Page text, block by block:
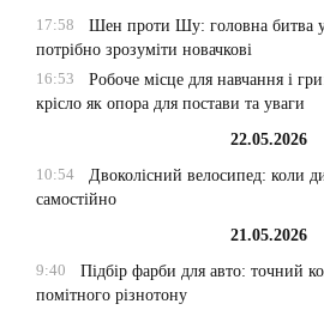
17:58
Шен проти Шу: головна битва у
потрібно зрозуміти новачкові
16:53
Робоче місце для навчання і
крісло як опора для постави та уваги
22.05.2026
10:54
Двоколісний велосипед: коли
самостійно
21.05.2026
9:40
Підбір фарби для авто: точний
помітного різнотону